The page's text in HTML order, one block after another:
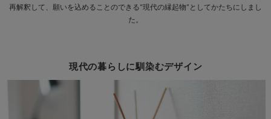
再解釈して、願いを込めることのできる“現代の縁起物”としてかたちにしまし
た。
現代の暮らしに馴染むデザイン